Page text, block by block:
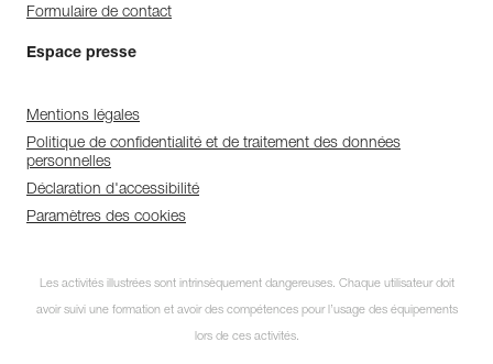
Formulaire de contact
Espace presse
Mentions légales
Politique de confidentialité et de traitement des données
personnelles
Déclaration d'accessibilité
Paramètres des cookies
Les activités illustrées sont intrinsèquement dangereuses. Chaque utilisateur doit
avoir suivi une formation et avoir des compétences pour l’usage des équipements
lors de ces activités.